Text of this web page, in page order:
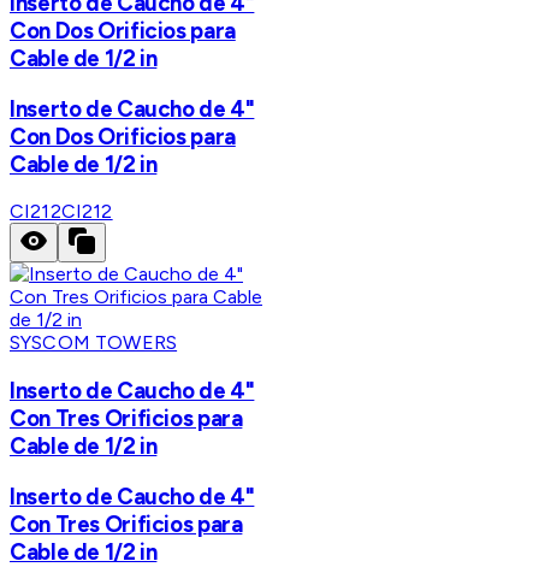
Con Dos Orificios para
Cable de 1/2 in
Inserto de Caucho de 4"
Con Dos Orificios para
Cable de 1/2 in
CI212CI212
SYSCOM TOWERS
Inserto de Caucho de 4"
Con Tres Orificios para
Cable de 1/2 in
Inserto de Caucho de 4"
Con Tres Orificios para
Cable de 1/2 in